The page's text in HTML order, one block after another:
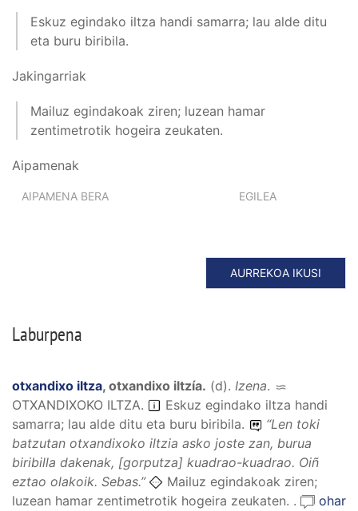
Eskuz egindako iltza handi samarra; lau alde ditu
eta buru biribila.
Jakingarriak
Mailuz egindakoak ziren; luzean hamar
zentimetrotik hogeira zeukaten.
Aipamenak
AIPAMENA BERA EGILEA
AURREKOA IKUSI
Laburpena
otxandixo iltza, otxandixo iltzía. (d). Izena.
OTXANDIXOKO ILTZA.
Eskuz egindako iltza handi
samarra; lau alde ditu eta buru biribila.
“Len toki
batzutan otxandixoko iltzia asko joste zan, burua
biribilla dakenak, [gorputza] kuadrao-kuadrao. Oiñ
eztao olakoik. Sebas.”
Mailuz egindakoak ziren;
luzean hamar zentimetrotik hogeira zeukaten. .
ohar